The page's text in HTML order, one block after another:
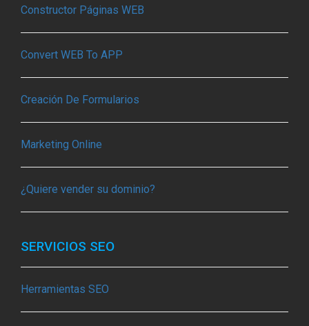
Constructor Páginas WEB
Convert WEB To APP
Creación De Formularios
Marketing Online
¿Quiere vender su dominio?
SERVICIOS SEO
Herramientas SEO